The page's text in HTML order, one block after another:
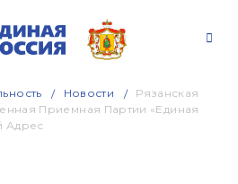
Новости
Рязанская
Приемная Партии «Единая
Адрес